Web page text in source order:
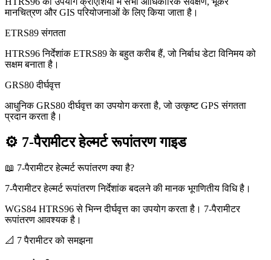
मानचित्रण और GIS परियोजनाओं के लिए किया जाता है।
ETRS89 संगतता
HTRS96 निर्देशांक ETRS89 के बहुत करीब हैं, जो निर्बाध डेटा विनिमय को
सक्षम बनाता है।
GRS80 दीर्घवृत्त
आधुनिक GRS80 दीर्घवृत्त का उपयोग करता है, जो उत्कृष्ट GPS संगतता
प्रदान करता है।
⚙️ 7-पैरामीटर हेल्मर्ट रूपांतरण गाइड
📖 7-पैरामीटर हेल्मर्ट रूपांतरण क्या है?
7-पैरामीटर हेल्मर्ट रूपांतरण निर्देशांक बदलने की मानक भूगणितीय विधि है।
WGS84 HTRS96 से भिन्न दीर्घवृत्त का उपयोग करता है। 7-पैरामीटर
रूपांतरण आवश्यक है।
📐 7 पैरामीटर को समझना